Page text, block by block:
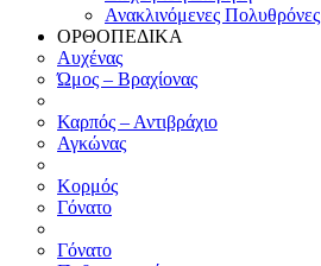
Ανακλινόμενες Πολυθρόνες
ΟΡΘΟΠΕΔΙΚΑ
Αυχένας
Ώμος – Βραχίονας
Καρπός – Αντιβράχιο
Αγκώνας
Κορμός
Γόνατο
Γόνατο